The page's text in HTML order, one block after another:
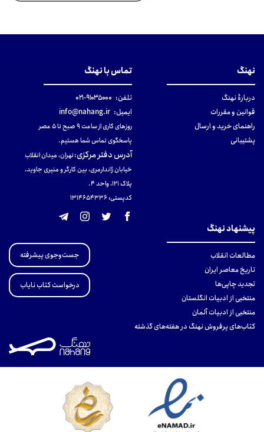
نهنگ
دربارهٔ نهنگ
قوانین و مقررات
راهنمای خرید و ارسال
پشتیبانی
تماس با نهنگ
تلفن: ۹۱۰۳۵۰۰۰-۰۲۱
ایمیل: info@nahang.ir
روزهای کاری از ساعت ۹ صبح تا ۵ عصر
پاسخگوی تماس شما هستیم.
آدرس دفتر مرکزی:تهران، میدان انقلاب
خیابان ژاندارمری، بین کارگر و منیری جاوید،
پلاک 121، واحد ۴.
کدپستی: 131465433۶
پیشنهاد نهنگ
مطالعات انقلاب
تاریخ معاصر ایران
تجدید چاپی‌ها
منتخبی از ادبیات انگلستان
منتخبی از ادبیات آلمان
کتاب‌های پرفروش نهنگ در هفته‌های گذشته
جست‌وجوی پیشرفته
درخواست کتاب نایاب